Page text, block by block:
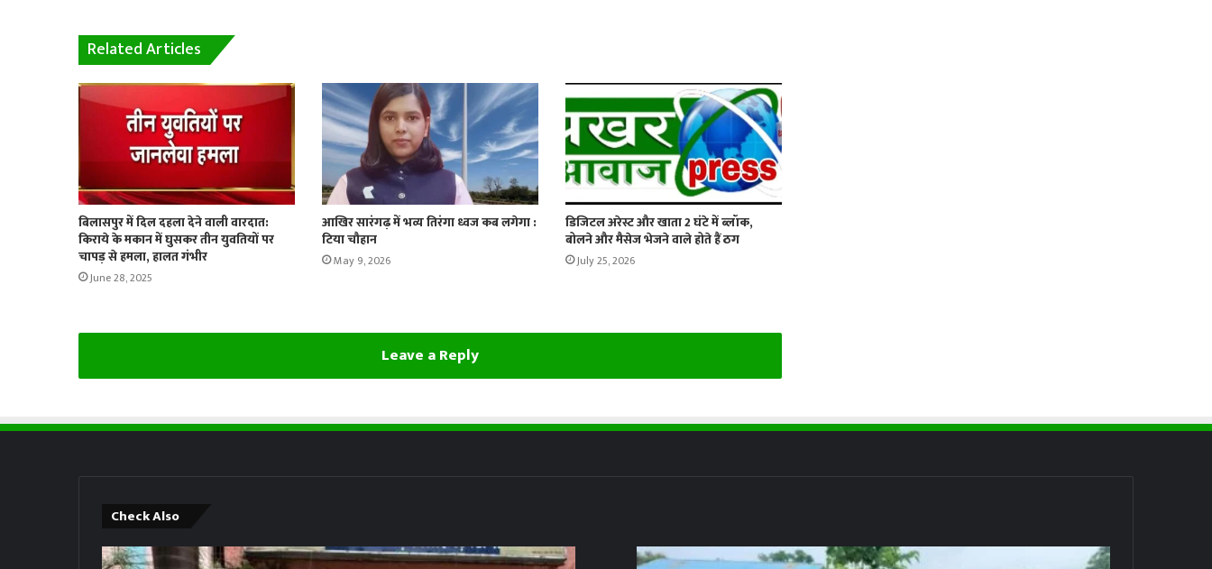
Related Articles
बिलासपुर में दिल दहला देने वाली वारदात:
किराये के मकान में घुसकर तीन युवतियों पर
चापड़ से हमला, हालत गंभीर
June 28, 2025
आखिर सारंगढ़ में भव्य तिरंगा ध्वज कब लगेगा :
टिया चौहान
May 9, 2026
डिजिटल अरेस्ट और खाता 2 घंटे में ब्लॉक,
बोलने और मैसेज भेजने वाले होते हैं ठग
July 25, 2026
Leave a Reply
Check Also